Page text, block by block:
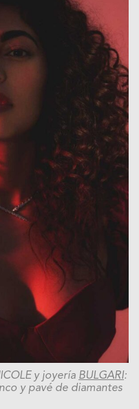
y joyería BULGARI:
y pavé de diamantes